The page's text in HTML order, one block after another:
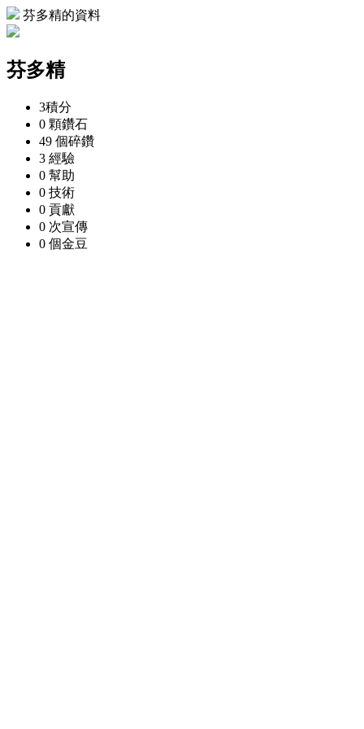
芬多精的資料
芬多精
3積分
0 顆鑽石
49 個碎鑽
3 經驗
0 幫助
0 技術
0 貢獻
0 次宣傳
0 個金豆